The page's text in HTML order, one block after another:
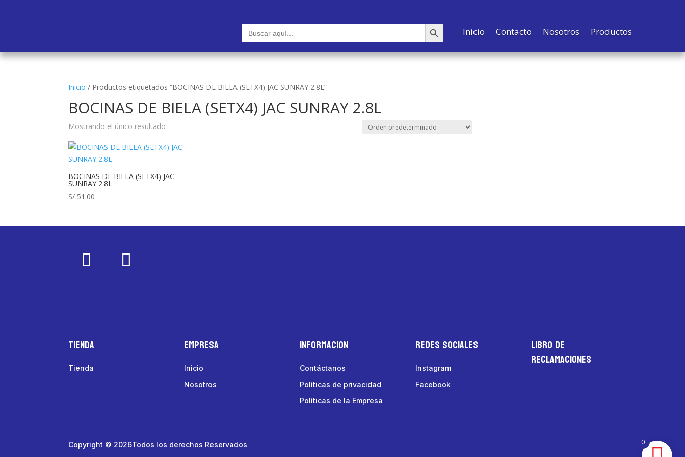
Buscar: Botón de búsqueda
Inicio Contacto Nosotros Productos
Inicio / Productos etiquetados “BOCINAS DE BIELA (SETX4) JAC SUNRAY 2.8L”
BOCINAS DE BIELA (SETX4) JAC SUNRAY 2.8L
Mostrando el único resultado
BOCINAS DE BIELA (SETX4) JAC
SUNRAY 2.8L
S/ 51.00
Tienda
Tienda
Empresa
Inicio
Nosotros
Informacion
Contáctanos
Políticas de privacidad
Políticas de la Empresa
Redes Sociales
Instagram
Facebook
LIBRO DE
RECLAMACIONES
Copyright © 2026Todos los derechos Reservados 0